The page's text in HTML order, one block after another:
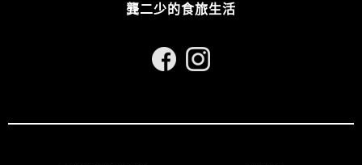
龔二少的食旅生活